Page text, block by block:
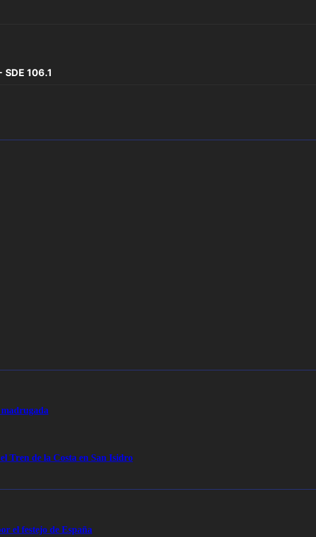
Tren de la Costa en San Isidro
el festejo de España